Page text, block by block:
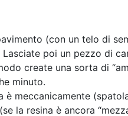
(con un telo di
poi un pezzo di
create una sorta di
minuto.
è meccanicamente
la resina è ancora